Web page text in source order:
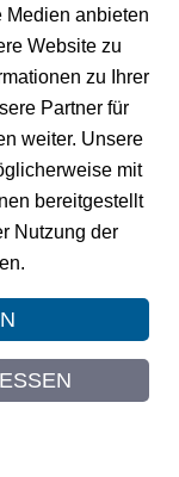
4 Monate
Medien anbieten
Website zu
zu Ihrer
Partner für
weiter. Unsere
mit
bereitgestellt
Nutzung der